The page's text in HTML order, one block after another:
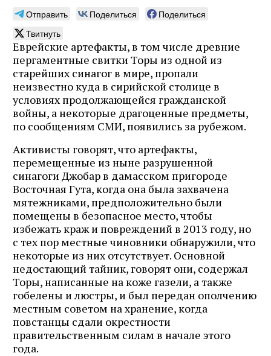
Отправить Поделиться
Поделиться
Твитнуть
Еврейские артефакты, в том числе древние
пергаментные свитки Торы из одной из
старейших синагог в мире, пропали
неизвестно куда в сирийской столице в
условиях продолжающейся гражданской
войны, а некоторые драгоценные предметы,
по сообщениям СМИ, появились за рубежом.
Активисты говорят, что артефакты,
перемещенные из ныне разрушенной
синагоги Джобар в дамасском пригороде
Восточная Гута, когда она была захвачена
мятежниками, предположительно были
помещены в безопасное место, чтобы
избежать краж и повреждений в 2013 году, но
с тех пор местные чиновники обнаружили, что
некоторые из них отсутствует. Основной
недостающий тайник, говорят они, содержал
Торы, написанные на коже газели, а также
гобелены и люстры, и был передан ополчению
местным советом на хранение, когда
повстанцы сдали окрестности
правительственным силам в начале этого
года.